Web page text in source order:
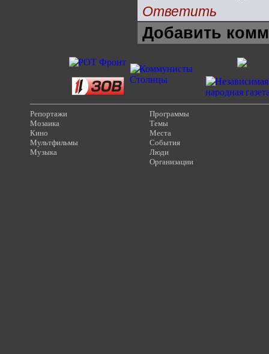
Ответить
Добавить
Репортажи
Мозаика
Кино
Мультфильмы
Музыка
Программы
Темы
Места
События
Люди
Организации